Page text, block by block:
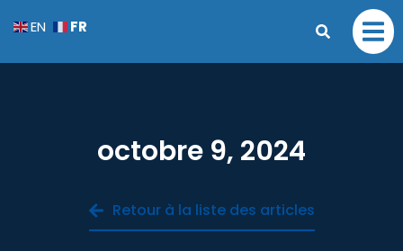
octobre 9, 2024
Retour à la liste des articles
EN FR